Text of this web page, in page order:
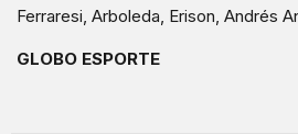
Ferraresi, Arboleda, Erison, Andrés
GLOBO ESPORTE